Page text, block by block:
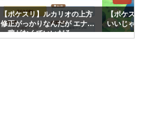
【ポケスリ】ルカリオの上方
修正がっかりなんだが エナジ
ー稼がなくていいだろ
【ポケス
いいじゃん